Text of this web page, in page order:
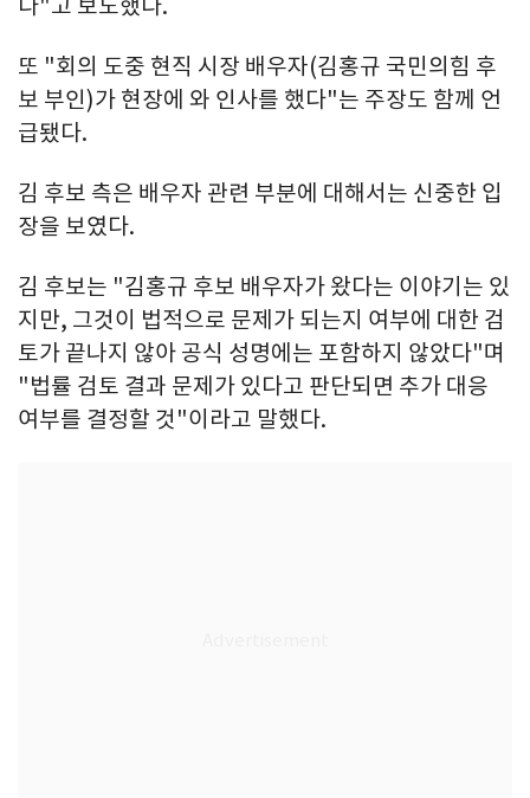
다"고 보도했다.
또 "회의 도중 현직 시장 배우자(김홍규 국민의힘 후
보 부인)가 현장에 와 인사를 했다"는 주장도 함께 언
급됐다.
김 후보 측은 배우자 관련 부분에 대해서는 신중한 입
장을 보였다.
김 후보는 "김홍규 후보 배우자가 왔다는 이야기는 있
지만, 그것이 법적으로 문제가 되는지 여부에 대한 검
토가 끝나지 않아 공식 성명에는 포함하지 않았다"며
"법률 검토 결과 문제가 있다고 판단되면 추가 대응
여부를 결정할 것"이라고 말했다.